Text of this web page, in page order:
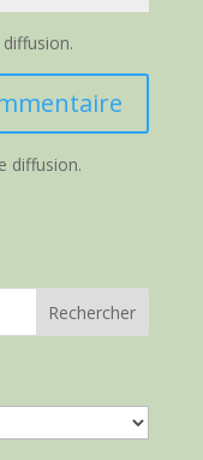
diffusion.